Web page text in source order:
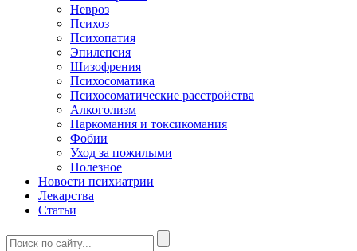
Невроз
Психоз
Психопатия
Эпилепсия
Шизофрения
Психосоматика
Психосоматические расстройства
Алкоголизм
Наркомания и токсикомания
Фобии
Уход за пожилыми
Полезное
Новости психиатрии
Лекарства
Статьи